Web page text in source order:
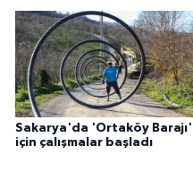
Sakarya'da 'Ortaköy Barajı'
için çalışmalar başladı